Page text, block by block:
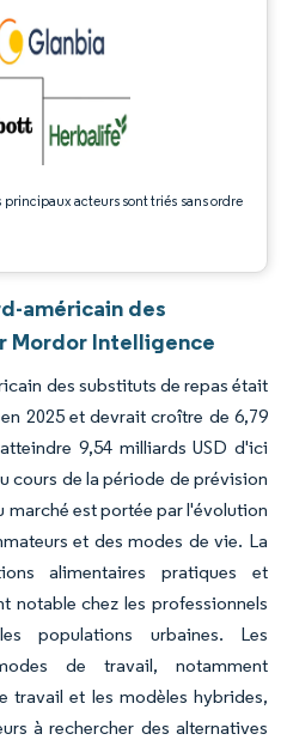
acteurs sont triés sans ordre
américain des
Mordor Intelligence
des substituts de repas était
2025 et devrait croître de 6,79
9,54 milliards USD d'ici
cours de la période de prévision
marché est portée par l'évolution
et des modes de vie. La
alimentaires pratiques et
notable chez les professionnels
populations urbaines. Les
de travail, notamment
travail et les modèles hybrides,
à rechercher des alternatives